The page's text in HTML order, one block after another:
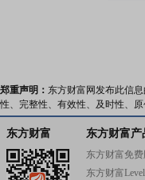
郑重声明： 东方财富网发布此信
性、完整性、有效性、及时性、
东方财富 东方财富产
东方财富免费
东方财富